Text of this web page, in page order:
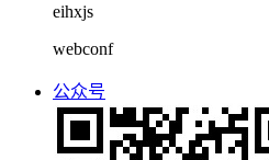
eihxjs
webconf
公众号